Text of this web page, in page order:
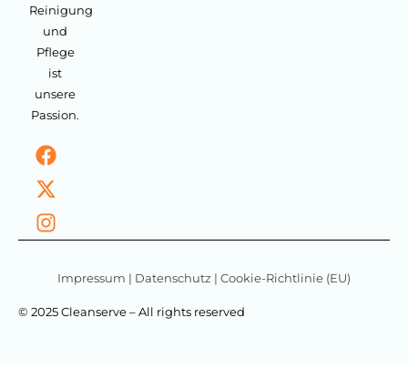
Reinigung
und
Pflege
ist
unsere
Passion.
Impressum | Datenschutz | Cookie-Richtlinie (EU)
© 2025 Cleanserve – All rights reserved